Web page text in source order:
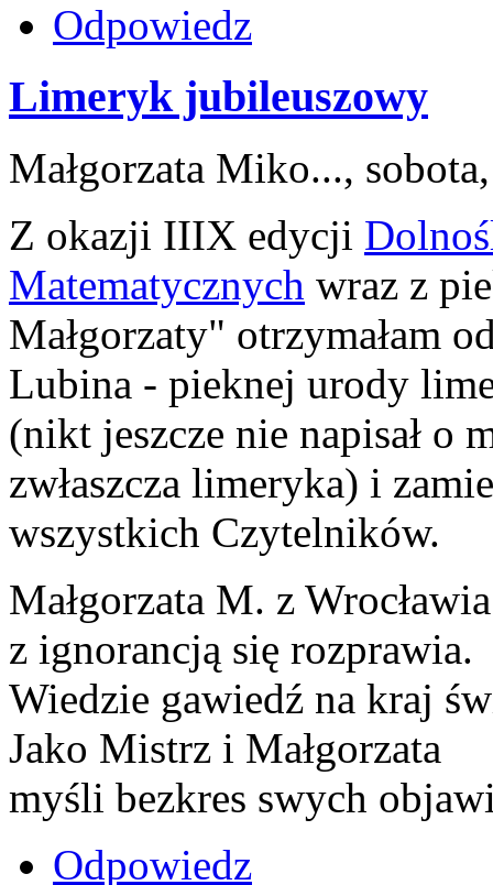
Odpowiedz
Limeryk jubileuszowy
Małgorzata Miko...,
Z okazji IIIX edycji
Matematycznych wraz z
Małgorzaty" otrzymałam
Lubina - pieknej urody
(nikt jeszcze nie napisał o
zwłaszcza limeryka) i
wszystkich Czytelników.
Małgorzata M. z Wrocławia
z ignorancją się rozprawia.
Wiedzie gawiedź na kraj
Jako Mistrz i Małgorzata
myśli bezkres swych
Odpowiedz